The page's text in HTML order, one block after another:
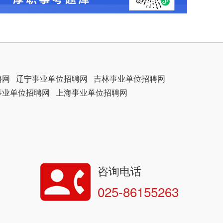
辽宁事业单位招聘网 吉林事业单位招聘网
单位招聘网 上海事业单位招聘网
咨询电话
025-86155263